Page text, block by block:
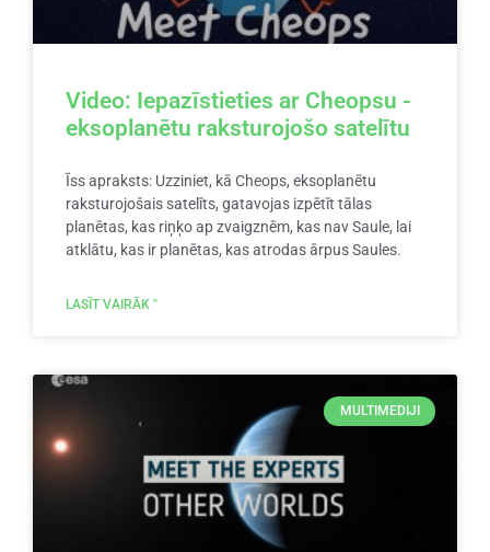
Video: Iepazīstieties ar Cheopsu -
eksoplanētu raksturojošo satelītu
Īss apraksts: Uzziniet, kā Cheops, eksoplanētu
raksturojošais satelīts, gatavojas izpētīt tālas
planētas, kas riņķo ap zvaigznēm, kas nav Saule, lai
atklātu, kas ir planētas, kas atrodas ārpus Saules.
LASĪT VAIRĀK "
MULTIMEDIJI